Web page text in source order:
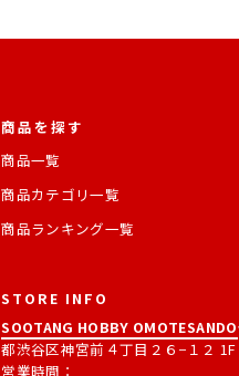
商品を探す
商品一覧
商品カテゴリ一覧
商品ランキング一覧
STORE INFO
SOOTANG HOBBY OMOTESANDO
都渋谷区神宮前４丁目２６−１２ 1F
営業時間：